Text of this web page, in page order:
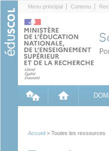
Menu principal Contenu
Accueil > Toutes les ressources